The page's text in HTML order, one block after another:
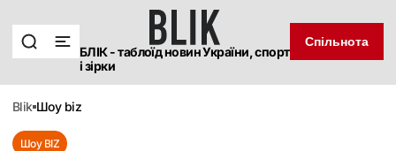
БЛІК - таблоїд новин України, спорт
і зірки
Спільнота
blik шоу biz
Шоу BIZ